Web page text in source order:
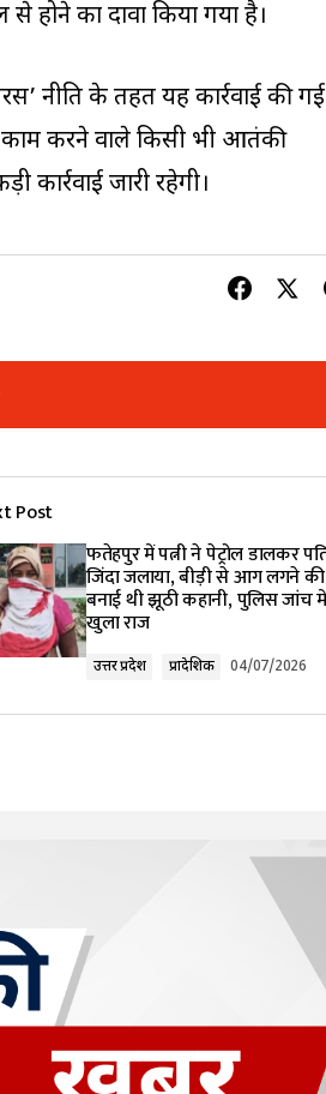
का दावा किया गया है।
नीति के तहत यह कार्रवाई की गई
काम करने वाले किसी भी आतंकी
कार्रवाई जारी रहेगी।
marked*
Post
फतेहपुर में पत्नी ने पेट्रोल डालकर
जिंदा जलाया, बीड़ी से आग लगने की
बनाई थी झूठी कहानी, पुलिस जांच में
खुला राज
उत्तर प्रदेश प्रादेशिक 04/07/2026